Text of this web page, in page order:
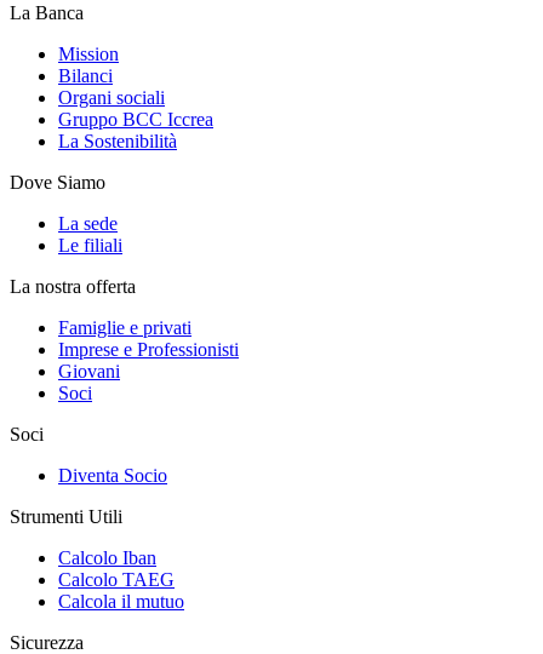
La Banca
Mission
Bilanci
Organi sociali
Gruppo BCC Iccrea
La Sostenibilità
Dove Siamo
La sede
Le filiali
La nostra offerta
Famiglie e privati
Imprese e Professionisti
Giovani
Soci
Soci
Diventa Socio
Strumenti Utili
Calcolo Iban
Calcolo TAEG
Calcola il mutuo
Sicurezza